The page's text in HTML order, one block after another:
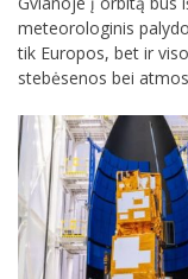
meteorologinis
tik Europos, bet ir
stebėsenos bei